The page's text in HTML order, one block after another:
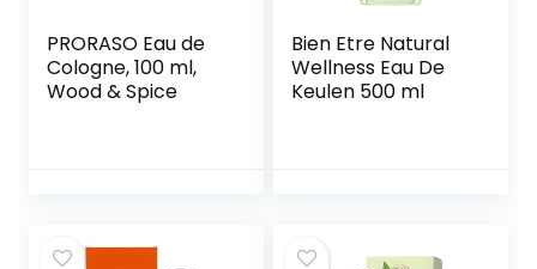
PRORASO Eau de
Cologne, 100 ml,
Wood & Spice
Bien Etre Natural
Wellness Eau De
Keulen 500 ml